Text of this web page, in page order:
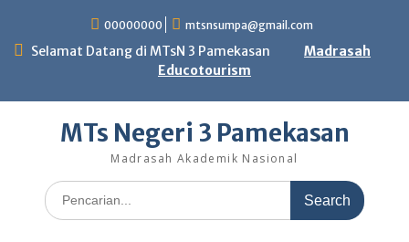
content
00000000 mtsnsumpa@gmail.com
Selamat Datang di MTsN 3 Pamekasan
Madrasah
Educotourism
MTs Negeri 3 Pamekasan
Madrasah Akademik Nasional
Search
for: